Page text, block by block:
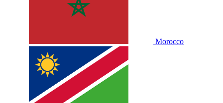
Morocco